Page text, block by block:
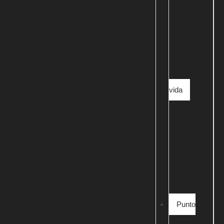
vida
Punto